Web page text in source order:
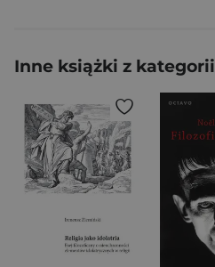
Inne książki z kategorii